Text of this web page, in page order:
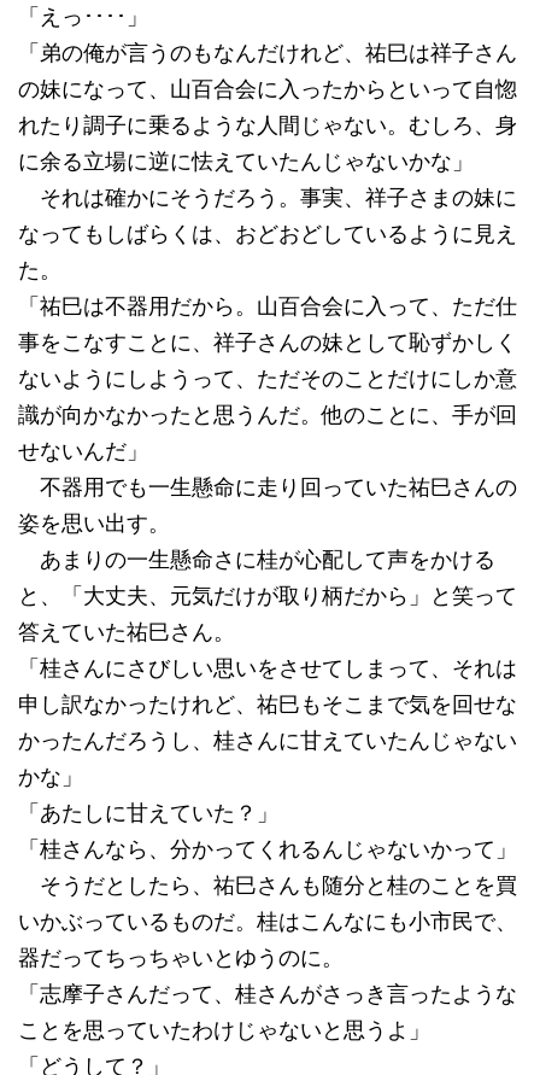
「えっ････」
「弟の俺が言うのもなんだけれど、祐巳は祥子さん
の妹になって、山百合会に入ったからといって自惚
れたり調子に乗るような人間じゃない。むしろ、身
に余る立場に逆に怯えていたんじゃないかな」
それは確かにそうだろう。事実、祥子さまの妹に
なってもしばらくは、おどおどしているように見え
た。
「祐巳は不器用だから。山百合会に入って、ただ仕
事をこなすことに、祥子さんの妹として恥ずかしく
ないようにしようって、ただそのことだけにしか意
識が向かなかったと思うんだ。他のことに、手が回
せないんだ」
不器用でも一生懸命に走り回っていた祐巳さんの
姿を思い出す。
あまりの一生懸命さに桂が心配して声をかける
と、「大丈夫、元気だけが取り柄だから」と笑って
答えていた祐巳さん。
「桂さんにさびしい思いをさせてしまって、それは
申し訳なかったけれど、祐巳もそこまで気を回せな
かったんだろうし、桂さんに甘えていたんじゃない
かな」
「あたしに甘えていた？」
「桂さんなら、分かってくれるんじゃないかって」
そうだとしたら、祐巳さんも随分と桂のことを買
いかぶっているものだ。桂はこんなにも小市民で、
器だってちっちゃいとゆうのに。
「志摩子さんだって、桂さんがさっき言ったような
ことを思っていたわけじゃないと思うよ」
「どうして？」